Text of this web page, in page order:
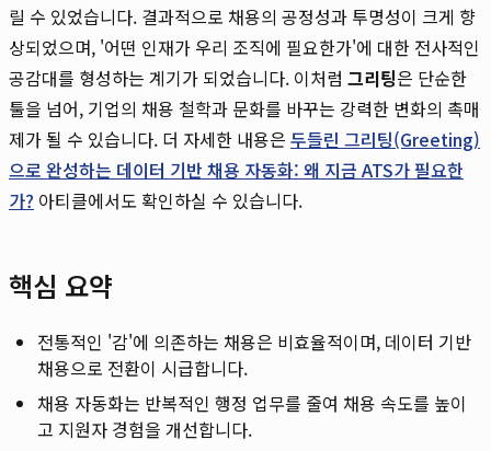
릴 수 있었습니다. 결과적으로 채용의 공정성과 투명성이 크게 향
상되었으며, '어떤 인재가 우리 조직에 필요한가'에 대한 전사적인
공감대를 형성하는 계기가 되었습니다. 이처럼 그리팅은 단순한
툴을 넘어, 기업의 채용 철학과 문화를 바꾸는 강력한 변화의 촉매
제가 될 수 있습니다. 더 자세한 내용은 두들린 그리팅(Greeting)
으로 완성하는 데이터 기반 채용 자동화: 왜 지금 ATS가 필요한
가? 아티클에서도 확인하실 수 있습니다.
핵심 요약
전통적인 '감'에 의존하는 채용은 비효율적이며, 데이터 기반
채용으로 전환이 시급합니다.
채용 자동화는 반복적인 행정 업무를 줄여 채용 속도를 높이
고 지원자 경험을 개선합니다.